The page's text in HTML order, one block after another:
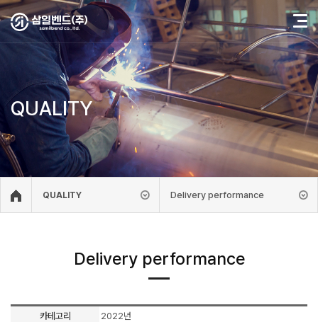
QUALITY
QUALITY Delivery performance
Delivery performance
카테고리
2022년